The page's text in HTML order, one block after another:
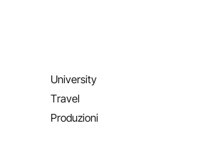
University
Travel
Produzioni